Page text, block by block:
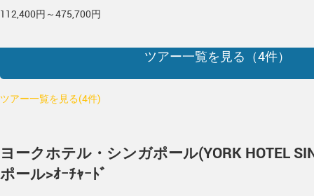
112,400円～475,700円
ツアー一覧を見る（4件）
ツアー一覧を見る(4件)
ヨークホテル・シンガポール(YORK HOTEL
ポール>ｵｰﾁｬｰﾄﾞ